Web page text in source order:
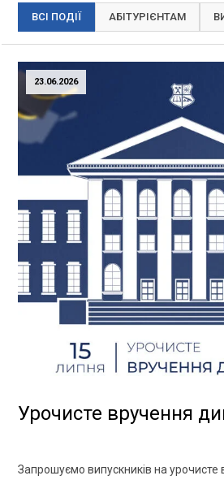
ВСІ ПОДІЇ АБІТУРІЄНТАМ
23.06.2026
Урочисте вручення
Запрошуємо випускників на урочисте